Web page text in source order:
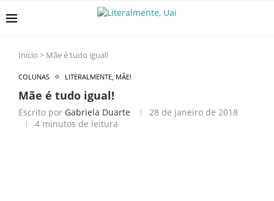
Início > Mãe é tudo igual!
COLUNAS LITERALMENTE, MÃE!
Mãe é tudo igual!
Escrito por Gabriela Duarte
28 de janeiro de 2018
4 minutos de leitura